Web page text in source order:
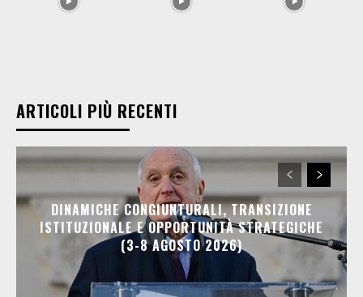
ARTICOLI PIÙ RECENTI
DINAMICHE CONGIUNTURALI, TRANSIZIONE
ISTITUZIONALE E OPPORTUNITÀ STRATEGICHE
(3-8 AGOSTO 2026)